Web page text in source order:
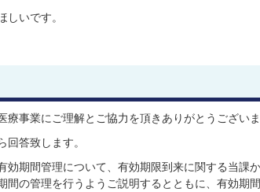
いです。
事業にご理解とご協力を頂きありがとうございま
答致します。
期間管理について、有効期限到来に関する当課
間の管理を行うようご説明するとともに、有効期